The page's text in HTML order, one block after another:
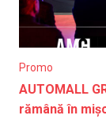
Promo
AUTOMALL
rămână în